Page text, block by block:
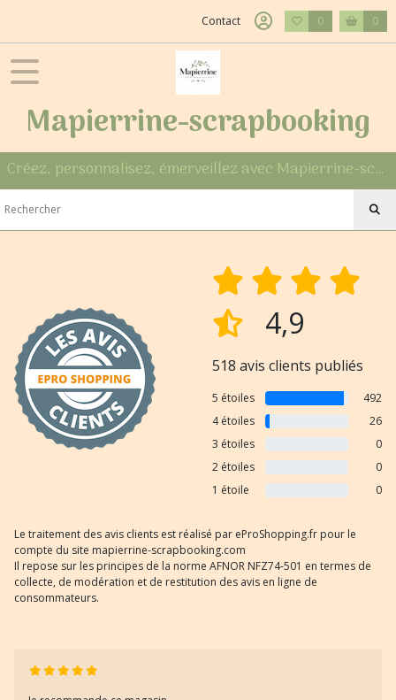
Contact 0 0
Mapierrine-scrapbooking
Créez, personnalisez, émerveillez avec Mapierrine-scrapbooking
4,9
518 avis clients publiés
5 étoiles
492
4 étoiles
26
3 étoiles
0
2 étoiles
0
1 étoile
0
Le traitement des avis clients est réalisé par eProShopping.fr pour le
compte du site mapierrine-scrapbooking.com
Il repose sur les principes de la norme AFNOR NFZ74-501 en termes de
collecte, de modération et de restitution des avis en ligne de
consommateurs.